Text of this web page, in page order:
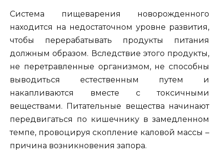
Система пищеварения новорожденного
находится на недостаточном уровне развития,
чтобы перерабатывать продукты питания
должным образом. Вследствие этого продукты,
не перетравленные организмом, не способны
выводиться естественным путем и
накапливаются вместе с токсичными
веществами. Питательные вещества начинают
передвигаться по кишечнику в замедленном
темпе, провоцируя скопление каловой массы –
причина возникновения запора.